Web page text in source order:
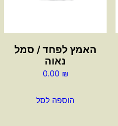
האמץ לפחד / סמל
נאוה
0.00 ₪
הוספה לסל